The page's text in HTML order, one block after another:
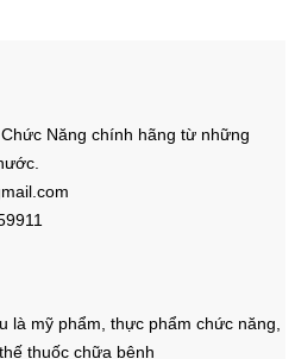
Năng chính hãng từ những
là mỹ phẩm, thực phẩm chức năng,
thuốc chữa bệnh